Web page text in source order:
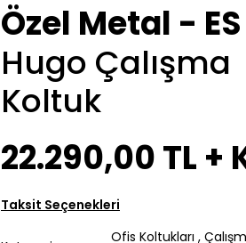
Özel Metal - ES
Hugo Çalışma
Koltuk
22.290,00 TL +
Taksit Seçenekleri
Ofis Koltukları ,